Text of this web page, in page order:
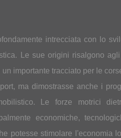
intrecciata con lo
Le sue origini risalgono
importante tracciato per le
ma dimostrasse anche i
Le forze motrici
economiche,
potesse stimolare l'economia